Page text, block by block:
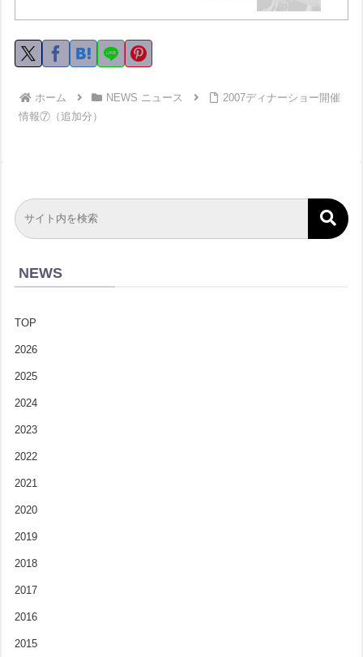
ホーム NEWS ニュース
2007ディナーショー開催
情報⑦（追加分）
NEWS
TOP
2026
2025
2024
2023
2022
2021
2020
2019
2018
2017
2016
2015